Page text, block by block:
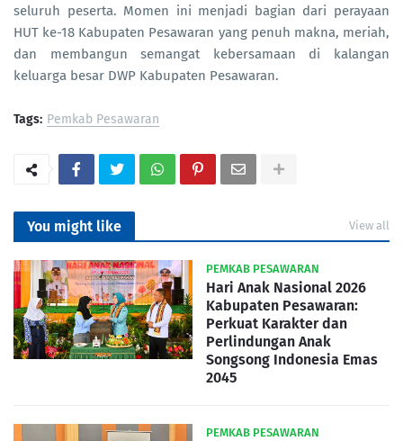
seluruh peserta. Momen ini menjadi bagian dari perayaan
HUT ke-18 Kabupaten Pesawaran yang penuh makna, meriah,
dan membangun semangat kebersamaan di kalangan
keluarga besar DWP Kabupaten Pesawaran.
Tags: Pemkab Pesawaran
You might like View all
PEMKAB PESAWARAN
Hari Anak Nasional 2026
Kabupaten Pesawaran:
Perkuat Karakter dan
Perlindungan Anak
Songsong Indonesia Emas
2045
PEMKAB PESAWARAN